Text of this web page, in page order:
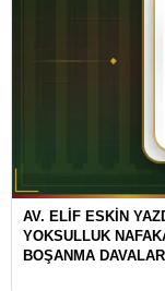
AV. ELİF ESKİN
YOKSULLUK
BOŞANMA